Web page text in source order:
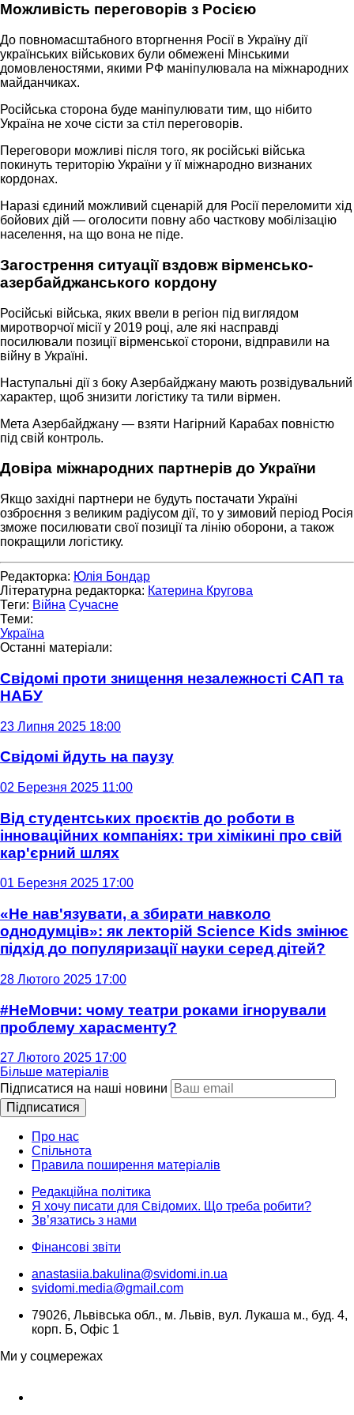
Можливість переговорів з Росією
До повномасштабного вторгнення Росії в Україну дії
українських військових були обмежені Мінськими
домовленостями, якими РФ маніпулювала на міжнародних
майданчиках.
Російська сторона буде маніпулювати тим, що нібито
Україна не хоче сісти за стіл переговорів.
Переговори можливі після того, як російські війська
покинуть територію України у її міжнародно визнаних
кордонах.
Наразі єдиний можливий сценарій для Росії переломити хід
бойових дій — оголосити повну або часткову мобілізацію
населення, на що вона не піде.
Загострення ситуації вздовж вірменсько-
азербайджанського кордону
Російські війська, яких ввели в регіон під виглядом
миротворчої місії у 2019 році, але які насправді
посилювали позиції вірменської сторони, відправили на
війну в Україні.
Наступальні дії з боку Азербайджану мають розвідувальний
характер, щоб знизити логістику та тили вірмен.
Мета Азербайджану — взяти Нагірний Карабах повністю
під свій контроль.
Довіра міжнародних партнерів до України
Якщо західні партнери не будуть постачати Україні
озброєння з великим радіусом дії, то у зимовий період Росія
зможе посилювати свої позиції та лінію оборони, а також
покращили логістику.
Редакторка: Юлія Бондар
Літературна редакторка: Катерина Кругова
Теги: Війна Сучасне
Теми:
Україна
Останні матеріали:
Свідомі проти знищення незалежності САП та
НАБУ
23 Липня 2025 18:00
Свідомі йдуть на паузу
02 Березня 2025 11:00
Від студентських проєктів до роботи в
інноваційних компаніях: три хімікині про свій
кар'єрний шлях
01 Березня 2025 17:00
«Не нав'язувати, а збирати навколо
однодумців»: як лекторій Science Kids змінює
підхід до популяризації науки серед дітей?
28 Лютого 2025 17:00
#НеМовчи: чому театри роками ігнорували
проблему харасменту?
27 Лютого 2025 17:00
Більше матеріалів
Підписатися на наші новини
Підписатися
Про нас
Спільнота
Правила поширення матеріалів
Редакційна політика
Я хочу писати для Свідомих. Що треба робити?
Зв’язатись з нами
Фінансові звіти
anastasiia.bakulina@svidomi.in.ua
svidomi.media@gmail.com
79026, Львівська обл., м. Львів, вул. Лукаша м., буд. 4,
корп. Б, Офіс 1
Ми у соцмережах